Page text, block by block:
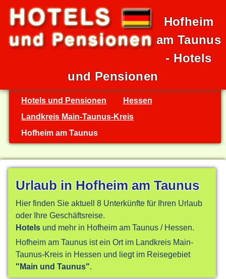
Hofheim
am Taunus
- Hotels
und Pensionen
Hotels und Pensionen
Hessen
Landkreis Main-Taunus-Kreis
Hofheim am Taunus
Urlaub in Hofheim am Taunus
Hier finden Sie aktuell 8 Unterkünfte für Ihren Urlaub
oder Ihre Geschäftsreise.
Hotels und mehr in Hofheim am Taunus / Hessen.
Hofheim am Taunus ist ein Ort im Landkreis Main-
Taunus-Kreis in Hessen und liegt im Reisegebiet
"Main und Taunus"